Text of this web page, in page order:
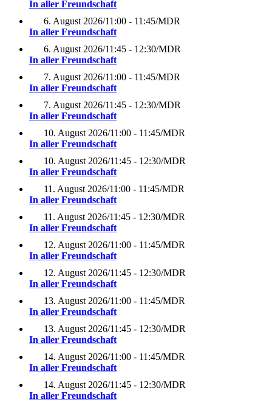
In aller Freundschaft
6. August 2026/11:00 - 11:45/MDR
In aller Freundschaft
6. August 2026/11:45 - 12:30/MDR
In aller Freundschaft
7. August 2026/11:00 - 11:45/MDR
In aller Freundschaft
7. August 2026/11:45 - 12:30/MDR
In aller Freundschaft
10. August 2026/11:00 - 11:45/MDR
In aller Freundschaft
10. August 2026/11:45 - 12:30/MDR
In aller Freundschaft
11. August 2026/11:00 - 11:45/MDR
In aller Freundschaft
11. August 2026/11:45 - 12:30/MDR
In aller Freundschaft
12. August 2026/11:00 - 11:45/MDR
In aller Freundschaft
12. August 2026/11:45 - 12:30/MDR
In aller Freundschaft
13. August 2026/11:00 - 11:45/MDR
In aller Freundschaft
13. August 2026/11:45 - 12:30/MDR
In aller Freundschaft
14. August 2026/11:00 - 11:45/MDR
In aller Freundschaft
14. August 2026/11:45 - 12:30/MDR
In aller Freundschaft